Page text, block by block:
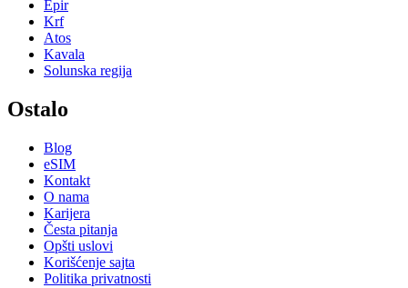
Epir
Krf
Atos
Kavala
Solunska regija
Ostalo
Blog
eSIM
Kontakt
O nama
Karijera
Česta pitanja
Opšti uslovi
Korišćenje sajta
Politika privatnosti